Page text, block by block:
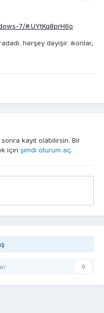
7/#.UYtKq8prH6o
hərşey dəyişir. ikonlar,
kayıt olabilirsin. Bir
için şimdi oturum aç.
0